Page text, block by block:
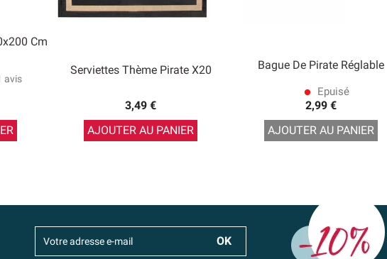
Cm
avis
Serviettes Thème Pirate X20
3,49 €
AJOUTER AU PANIER
Bague De Pirate Réglable
lens Epuisé
2,99 €
AJOUTER AU PANIER